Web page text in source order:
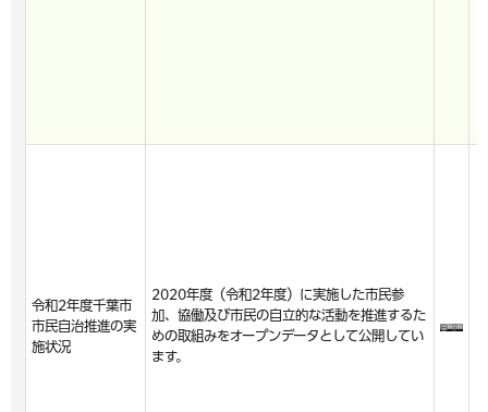
令和2年度千葉市
市民自治推進の実
施状況
2020年度（令和2年度）に実施した市民参
加、協働及び市民の自立的な活動を推進するた
めの取組みをオープンデータとして公開してい
ます。